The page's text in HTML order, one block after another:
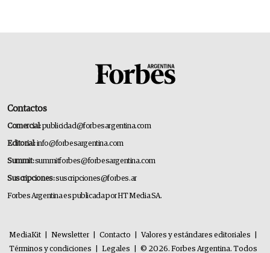
Contactos
Comercial:publicidad@forbesargentina.com
Editorial:info@forbesargentina.com
Summit:summitforbes@forbesargentina.com
Suscripciones:suscripciones@forbes.ar
Forbes Argentina es publicada por HT Media SA.
MediaKit Newsletter Contacto Valores y estándares editoriales
Términos y condiciones
Legales
© 2026. Forbes Argentina. Todos